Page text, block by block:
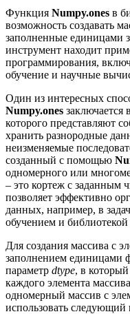
Функция Numpy.ones в
возможность создавать
заполненные единицами
инструмент находит
программирования,
обучение и научные
Один из интересных
Numpy.ones заключается
которого представляют
хранить разнородные
неизменяемые
созданный с помощью
одномерного или
– это кортеж с заданным
позволяет эффективно
данных, например, в
обучением и
Для создания массива с
заполнением единицами
параметр dtype, в
каждого элемента
одномерный массив с
использовать следующий